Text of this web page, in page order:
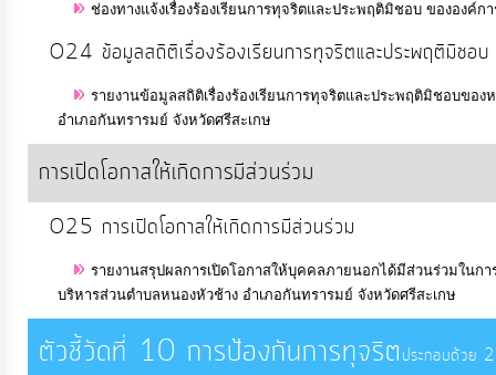
ช่องทางแจ้งเรื่องร้องเรียนการทุจริตและประพฤติมิชอบ ขององค์
O24 ข้อมูลสถิติเรื่องร้องเรียนการทุจริตและประพฤติมิชอบ
รายงานข้อมูลสถิติเรื่องร้องเรียนการทุจริตและประพฤติมิชอบขอ
อำเภอกันทรารมย์ จังหวัดศรีสะเกษ
การเปิดโอกาสให้เกิดการมีส่วนร่วม
O25 การเปิดโอกาสให้เกิดการมีส่วนร่วม
รายงานสรุปผลการเปิดโอกาสให้บุคคลภายนอกได้มีส่วนร่วมในก
บริหารส่วนตำบลหนองหัวช้าง อำเภอกันทรารมย์ จังหวัดศรีสะเกษ
ตัวชี้วัดที่ 10 การป้องกันการทุจริตประกอบด้วย